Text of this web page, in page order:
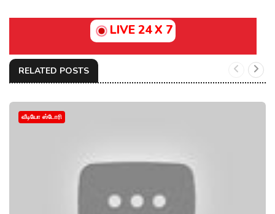
LIVE 24 X 7
RELATED POSTS
வீடியோ ஸ்டோரி